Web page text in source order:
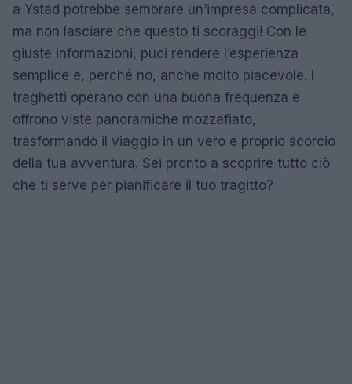
a Ystad potrebbe sembrare un’impresa complicata,
ma non lasciare che questo ti scoraggi! Con le
giuste informazioni, puoi rendere l’esperienza
semplice e, perché no, anche molto piacevole. I
traghetti operano con una buona frequenza e
offrono viste panoramiche mozzafiato,
trasformando il viaggio in un vero e proprio scorcio
della tua avventura. Sei pronto a scoprire tutto ciò
che ti serve per pianificare il tuo tragitto?